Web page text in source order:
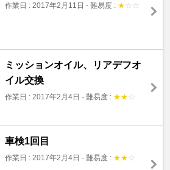
作業日 : 2017年2月11日 - 難易度 : ★ ☆ ☆
ミッションオイル、リアデフオ
イル交換
作業日 : 2017年2月4日 - 難易度 : ★★ ☆
車検1回目
作業日 : 2017年2月4日 - 難易度 : ★★ ☆